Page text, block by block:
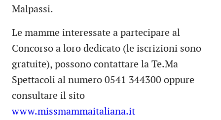
Malpassi.
Le mamme interessate a partecipare al
Concorso a loro dedicato (le iscrizioni sono
gratuite), possono contattare la Te.Ma
Spettacoli al numero 0541 344300 oppure
consultare il sito
www.missmammaitaliana.it